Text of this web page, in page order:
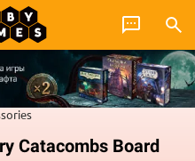
Catacombs Board